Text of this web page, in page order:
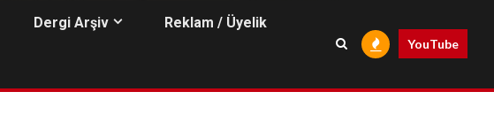
Dergi Arşiv Reklam / Üyelik
YouTube